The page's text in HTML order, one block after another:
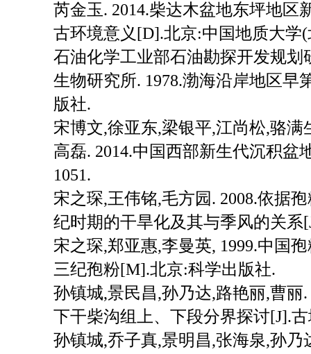
芮金玉. 2014.柴达木盆地东坪地区
古环境意义[D].北京:中国地质大学(
石油化学工业部石油勘探开发规
生物研究所. 1978.渤海沿岸地区
版社.
宋博文,徐亚东,梁银平,江尚松,骆
高磊. 2014.中国西部新生代沉积盆
1051.
宋之琛,王伟铭,毛方园. 2008.依据
纪时期的干旱化及其与季风的关系
宋之琛,郑亚惠,李曼英, 1999.中国
三纪孢粉[M].北京:科学出版社.
孙镇城,景民昌,孙乃达,路艳丽,曹丽
下干柴沟组上、下段分界探讨[J].古
孙镇城,乔子真,景明昌,张海泉,孙乃